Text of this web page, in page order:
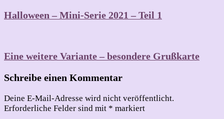
Halloween – Mini-Serie 2021 – Teil 1
Eine weitere Variante – besondere Grußkarte
Schreibe einen Kommentar
Deine E-Mail-Adresse wird nicht veröffentlicht.
Erforderliche Felder sind mit * markiert